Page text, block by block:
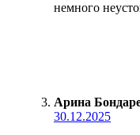
немного
Арина
30.12.2025